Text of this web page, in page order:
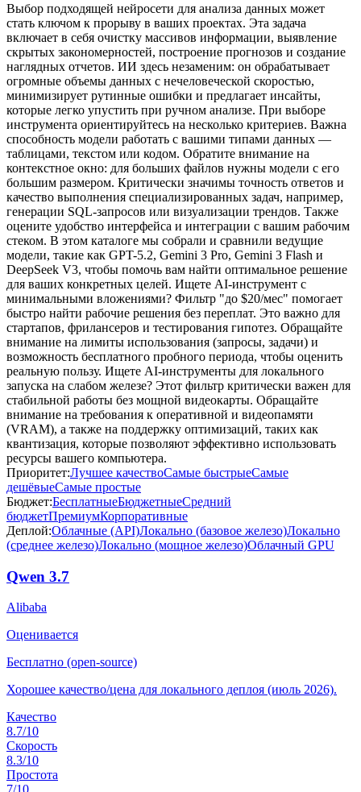
Выбор подходящей нейросети для анализа данных может
стать ключом к прорыву в ваших проектах. Эта задача
включает в себя очистку массивов информации, выявление
скрытых закономерностей, построение прогнозов и создание
наглядных отчетов. ИИ здесь незаменим: он обрабатывает
огромные объемы данных с нечеловеческой скоростью,
минимизирует рутинные ошибки и предлагает инсайты,
которые легко упустить при ручном анализе. При выборе
инструмента ориентируйтесь на несколько критериев. Важна
способность модели работать с вашими типами данных —
таблицами, текстом или кодом. Обратите внимание на
контекстное окно: для больших файлов нужны модели с его
большим размером. Критически значимы точность ответов и
качество выполнения специализированных задач, например,
генерации SQL-запросов или визуализации трендов. Также
оцените удобство интерфейса и интеграции с вашим рабочим
стеком. В этом каталоге мы собрали и сравнили ведущие
модели, такие как GPT-5.2, Gemini 3 Pro, Gemini 3 Flash и
DeepSeek V3, чтобы помочь вам найти оптимальное решение
для ваших конкретных целей. Ищете AI-инструмент с
минимальными вложениями? Фильтр "до $20/мес" помогает
быстро найти рабочие решения без переплат. Это важно для
стартапов, фрилансеров и тестирования гипотез. Обращайте
внимание на лимиты использования (запросы, задачи) и
возможность бесплатного пробного периода, чтобы оценить
реальную пользу. Ищете AI-инструменты для локального
запуска на слабом железе? Этот фильтр критически важен для
стабильной работы без мощной видеокарты. Обращайте
внимание на требования к оперативной и видеопамяти
(VRAM), а также на поддержку оптимизаций, таких как
квантизация, которые позволяют эффективно использовать
ресурсы вашего компьютера.
Приоритет:Лучшее качествоСамые быстрыеСамые
дешёвыеСамые простые
Бюджет:БесплатныеБюджетныеСредний
бюджетПремиумКорпоративные
Деплой:Облачные (API)Локально (базовое железо)Локально
(среднее железо)Локально (мощное железо)Облачный GPU
Qwen 3.7
Alibaba
Оценивается
Бесплатно (open-source)
Хорошее качество/цена для локального деплоя (июль 2026).
Качество
8.7/10
Скорость
8.3/10
Простота